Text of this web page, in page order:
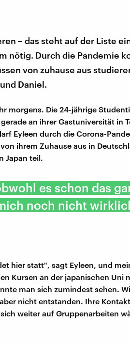
– das steht auf der Liste
nötig. Durch die Pandemie
von zuhause aus
Daniel.
morgens. Die 24-jährige
an ihrer Gastuniversität in
Eyleen durch die Corona-
ihrem Zuhause aus in
Japan teil.
es schon das
noch nicht
hier statt", sagt Eyleen, und
Kursen an der japanischen Uni
man sich zumindest sehen.
nicht entstanden. Ihre
weiter auf Gruppenarbeiten